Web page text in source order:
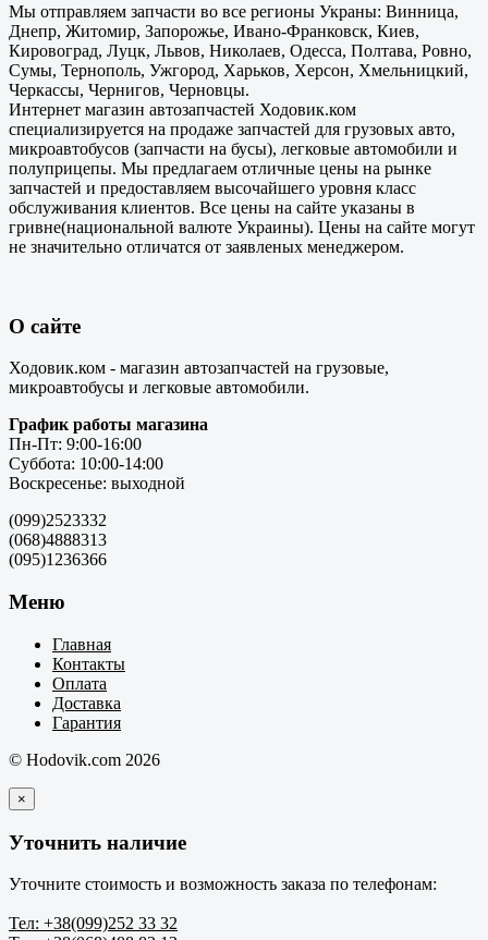
Мы отправляем запчасти во все регионы Украны: Винница,
Днепр, Житомир, Запорожье, Ивано-Франковск, Киев,
Кировоград, Луцк, Львов, Николаев, Одесса, Полтава, Ровно,
Сумы, Тернополь, Ужгород, Харьков, Херсон, Хмельницкий,
Черкассы, Чернигов, Черновцы.
Интернет магазин автозапчастей Ходовик.ком
специализируется на продаже запчастей для грузовых авто,
микроавтобусов (запчасти на бусы), легковые автомобили и
полуприцепы. Мы предлагаем отличные цены на рынке
запчастей и предоставляем высочайшего уровня класс
обслуживания клиентов. Все цены на сайте указаны в
гривне(национальной валюте Украины). Цены на сайте могут
не значительно отличатся от заявленых менеджером.
О сайте
Ходовик.ком - магазин автозапчастей на грузовые,
микроавтобусы и легковые автомобили.
График работы магазина
Пн-Пт: 9:00-16:00
Суббота: 10:00-14:00
Воскресенье: выходной
(099)2523332
(068)4888313
(095)1236366
Меню
Главная
Контакты
Оплата
Доставка
Гарантия
© Hodovik.com 2026
×
Уточнить наличие
Уточните стоимость и возможность заказа по телефонам:
Тел: +38(099)252 33 32